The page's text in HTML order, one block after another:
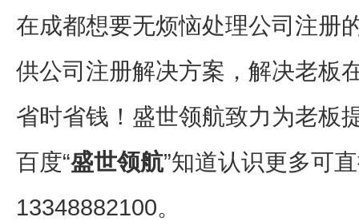
在成都想要无烦恼处理公司注册
供公司注册解决方案，解决老板
省时省钱！盛世领航致力为老板
百度“盛世领航”知道认识更多可
13348882100。